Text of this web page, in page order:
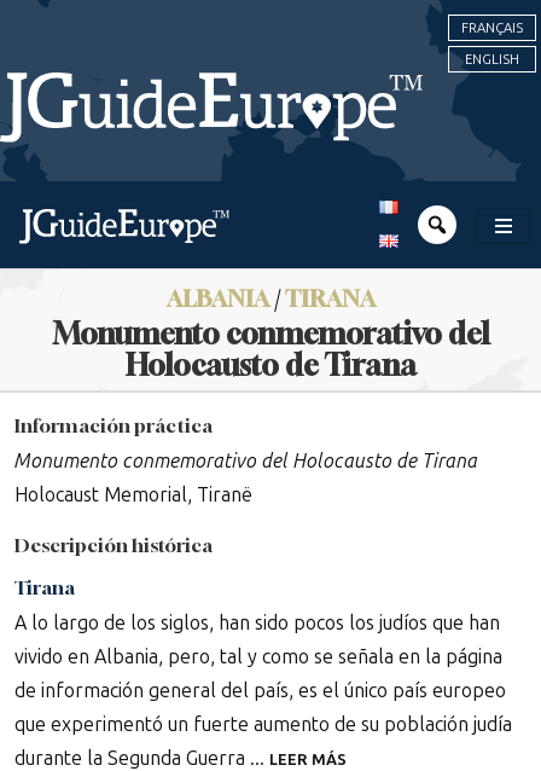
FRANÇAIS
ENGLISH
ALBANIA/TIRANA
Monumento conmemorativo del
Holocausto de Tirana
Información práctica
Monumento conmemorativo del Holocausto de Tirana
Holocaust Memorial, Tiranë
Descripción histórica
Tirana
A lo largo de los siglos, han sido pocos los judíos que han
vivido en Albania, pero, tal y como se señala en la página
de información general del país, es el único país europeo
que experimentó un fuerte aumento de su población judía
durante la Segunda Guerra ... LEER MÁS